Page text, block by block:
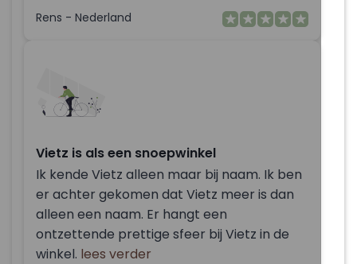
Rens - Nederland
Vietz is als een snoepwinkel
Ik kende Vietz alleen maar bij naam. Ik ben
er achter gekomen dat Vietz meer is dan
alleen een naam. Er hangt een
ontzettende prettige sfeer bij Vietz in de
winkel. lees verder